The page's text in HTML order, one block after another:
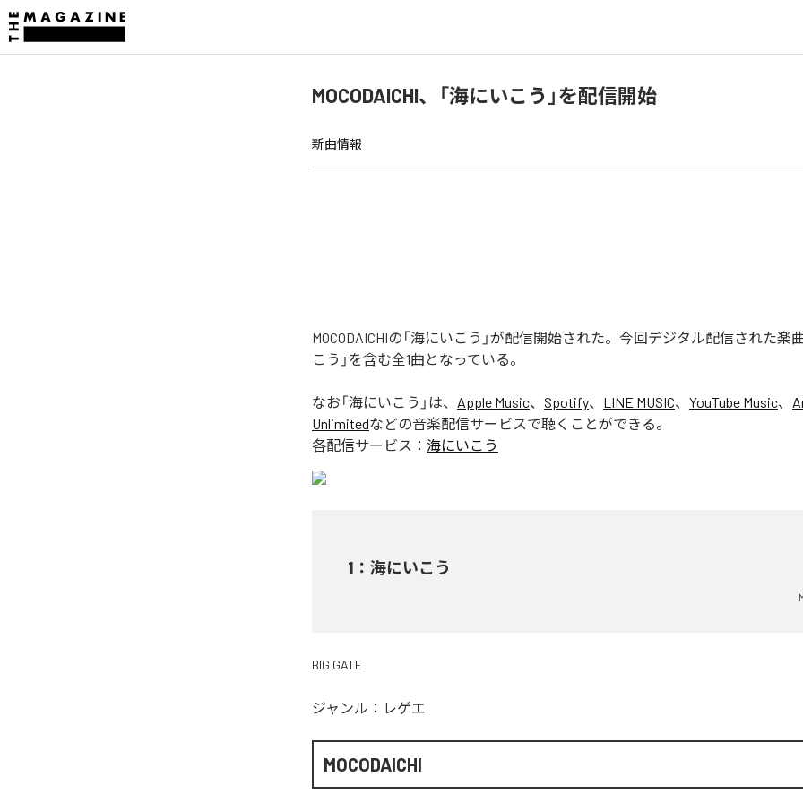
MOCODAICHI、「海にいこう」を配信開始
新曲情報
MOCODAICHIの「海にいこう」が配信開始された。今回デジタル配信された楽
こう」を含む全1曲となっている。
なお「海にいこう 」は、 Apple Music、 Spotify、 LINE MUSIC、 YouTube Music、
Unlimitedなどの音楽配信サービスで聴くことができる。
各配信サービス： 海にいこう
1 ： 海にいこう
BIG GATE
ジャンル： レゲエ
MOCODAICHI